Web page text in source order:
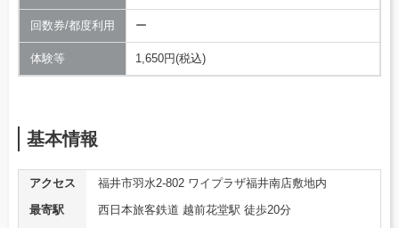
回数券/都度利用 ー
体験等 1,650円(税込)
基本情報
アクセス
福井市羽水2-802 ワイプラザ福井南店敷地内
最寄駅
西日本旅客鉄道 越前花堂駅 徒歩20分